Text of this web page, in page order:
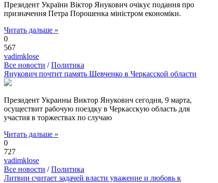
Президент України Віктор Янукович очікує подання про
призначення Петра Порошенка міністром економіки.
Читать дальше »
0
567
vadimklose
Все новости /Политика
Янукович почтит память Шевченко в Черкасской области
Президент Украины Виктор Янукович сегодня, 9 марта,
осуществит рабочую поездку в Черкасскую область для
участия в торжествах по случаю
Читать дальше »
0
727
vadimklose
Все новости /Политика
Литвин считает задачей власти уважение и любовь к